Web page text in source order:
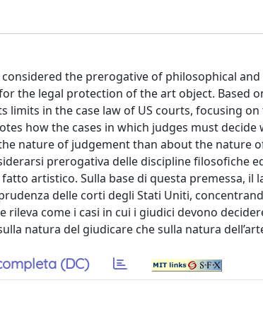
the prerogative of philosophical and
the legal protection of the art object. Based
in the case law of US courts, focusing
how the cases in which judges must
nature of judgement than about the nature
prerogativa delle discipline filosofiche
artistico. Sulla base di questa premessa, il
delle corti degli Stati Uniti,
come i casi in cui i giudici devono
natura del giudicare che sulla natura
(DC)